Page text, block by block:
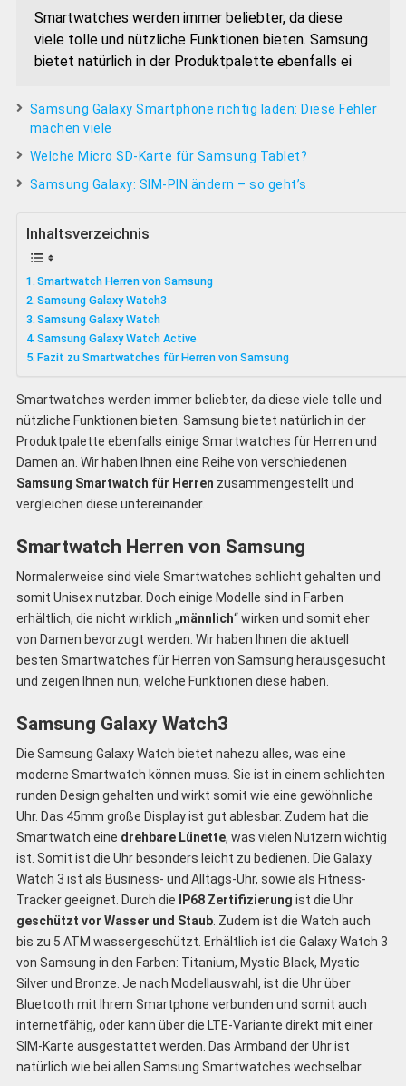
Smartwatches werden immer beliebter, da diese
viele tolle und nützliche Funktionen bieten. Samsung
bietet natürlich in der Produktpalette ebenfalls ei
Samsung Galaxy Smartphone richtig laden: Diese Fehler
machen viele
Welche Micro SD-Karte für Samsung Tablet?
Samsung Galaxy: SIM-PIN ändern – so geht’s
Inhaltsverzeichnis
Smartwatch Herren von Samsung
Samsung Galaxy Watch3
Samsung Galaxy Watch
Samsung Galaxy Watch Active
Fazit zu Smartwatches für Herren von Samsung
Smartwatches werden immer beliebter, da diese viele tolle und
nützliche Funktionen bieten. Samsung bietet natürlich in der
Produktpalette ebenfalls einige Smartwatches für Herren und
Damen an. Wir haben Ihnen eine Reihe von verschiedenen
Samsung Smartwatch für Herren zusammengestellt und
vergleichen diese untereinander.
Smartwatch Herren von Samsung
Normalerweise sind viele Smartwatches schlicht gehalten und
somit Unisex nutzbar. Doch einige Modelle sind in Farben
erhältlich, die nicht wirklich „männlich“ wirken und somit eher
von Damen bevorzugt werden. Wir haben Ihnen die aktuell
besten Smartwatches für Herren von Samsung herausgesucht
und zeigen Ihnen nun, welche Funktionen diese haben.
Samsung Galaxy Watch3
Die Samsung Galaxy Watch bietet nahezu alles, was eine
moderne Smartwatch können muss. Sie ist in einem schlichten
runden Design gehalten und wirkt somit wie eine gewöhnliche
Uhr. Das 45mm große Display ist gut ablesbar. Zudem hat die
Smartwatch eine drehbare Lünette, was vielen Nutzern wichtig
ist. Somit ist die Uhr besonders leicht zu bedienen. Die Galaxy
Watch 3 ist als Business- und Alltags-Uhr, sowie als Fitness-
Tracker geeignet. Durch die
IP68 Zertifizierung ist die Uhr
geschützt vor Wasser und Staub. Zudem ist die Watch auch
bis zu 5 ATM wassergeschützt. Erhältlich ist die Galaxy Watch 3
von Samsung in den Farben: Titanium, Mystic Black, Mystic
Silver und Bronze. Je nach Modellauswahl, ist die Uhr über
Bluetooth mit Ihrem Smartphone verbunden und somit auch
internetfähig, oder kann über die LTE-Variante direkt mit einer
SIM-Karte ausgestattet werden. Das Armband der Uhr ist
natürlich wie bei allen Samsung Smartwatches wechselbar.